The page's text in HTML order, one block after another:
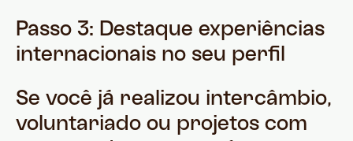
Passo 3: Destaque experiências
internacionais no seu perfil
Se você já realizou intercâmbio,
voluntariado ou projetos com